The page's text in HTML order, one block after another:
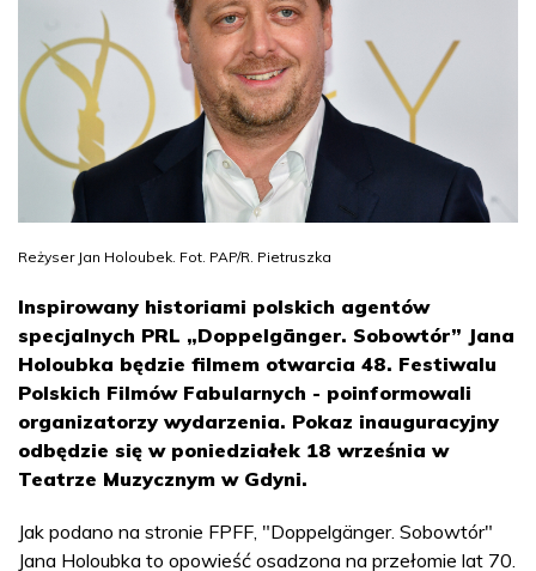
Reżyser Jan Holoubek. Fot. PAP/R. Pietruszka
Inspirowany historiami polskich agentów
specjalnych PRL „Doppelgänger. Sobowtór” Jana
Holoubka będzie filmem otwarcia 48. Festiwalu
Polskich Filmów Fabularnych - poinformowali
organizatorzy wydarzenia. Pokaz inauguracyjny
odbędzie się w poniedziałek 18 września w
Teatrze Muzycznym w Gdyni.
Jak podano na stronie FPFF, "Doppelgänger. Sobowtór"
Jana Holoubka to opowieść osadzona na przełomie lat 70.